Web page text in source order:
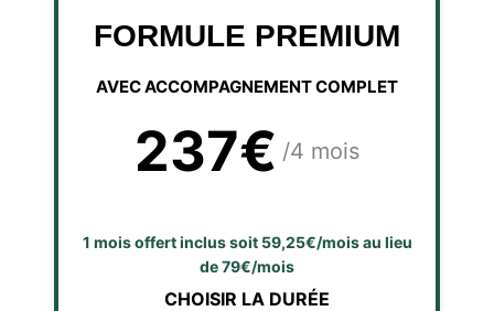
FORMULE PREMIUM
AVEC ACCOMPAGNEMENT COMPLET
237€ /4 mois
1 mois offert inclus soit 59,25€/mois au lieu
de 79€/mois
CHOISIR LA DURÉE